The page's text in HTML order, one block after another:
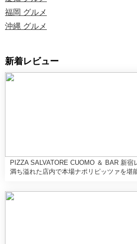
福岡 グルメ
沖縄 グルメ
新着レビュー
PIZZA SALVATORE CUOMO ＆ BAR 新
満ち溢れた店内で本場ナポリピッツァを堪